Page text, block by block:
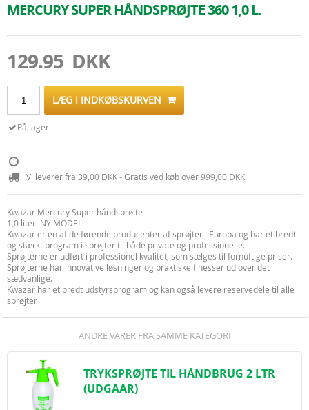
MERCURY SUPER HÅNDSPRØJTE 360 1,0 L.
129.95 DKK
LÆG I INDKØBSKURVEN
På lager
Vi leverer fra 39,00 DKK - Gratis ved køb over 999,00 DKK
Kwazar Mercury Super håndsprøjte
1,0 liter. NY MODEL
Kwazar er en af de førende producenter af sprøjter i Europa og har et bredt
og stærkt program i sprøjter til både private og professionelle.
Sprøjterne er udført i professionel kvalitet, som sælges til fornuftige priser.
Sprøjterne har innovative løsninger og praktiske finesser ud over det
sædvanlige.
Kwazar har et bredt udstyrsprogram og kan også levere reservedele til alle
sprøjter
ANDRE VARER FRA SAMME KATEGORI
TRYKSPRØJTE TIL HÅNDBRUG 2 LTR
(UDGAAR)